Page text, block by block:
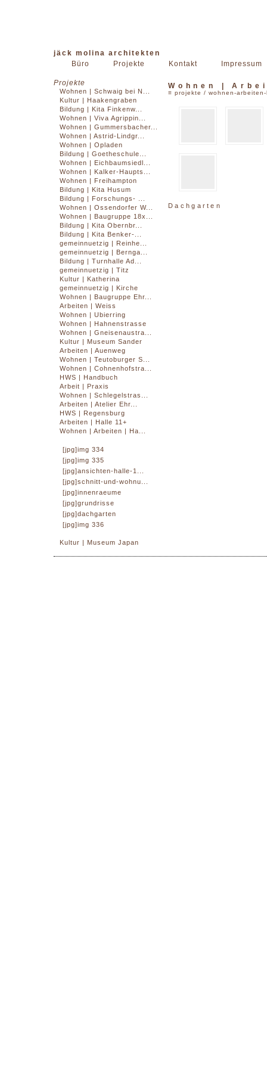
jäck molina architekten
Büro
Projekte Kontakt Impressum
Projekte
Wohnen | Schwaig bei N...
Kultur | Haakengraben
Bildung | Kita Finkenw...
Wohnen | Viva Agrippin...
Wohnen | Gummersbacher...
Wohnen | Astrid-Lindgr...
Wohnen | Opladen
Bildung | Goetheschule...
Wohnen | Eichbaumsiedl...
Wohnen | Kalker-Haupts...
Wohnen | Freihampton
Bildung | Kita Husum
Bildung | Forschungs- ...
Wohnen | Ossendorfer W...
Wohnen | Baugruppe 18x...
Bildung | Kita Obernbr...
Bildung | Kita Benker-...
gemeinnuetzig | Reinhe...
gemeinnuetzig | Bernga...
Bildung | Turnhalle Ad...
gemeinnuetzig | Titz
Kultur | Katherina
gemeinnuetzig | Kirche
Wohnen | Baugruppe Ehr...
Arbeiten | Weiss
Wohnen | Ubierring
Wohnen | Hahnenstrasse
Wohnen | Gneisenaustra...
Kultur | Museum Sander
Arbeiten | Auenweg
Wohnen | Teutoburger S...
Wohnen | Cohnenhofstra...
HWS | Handbuch
Arbeit | Praxis
Wohnen | Schlegelstras...
Arbeiten | Atelier Ehr...
HWS | Regensburg
Arbeiten | Halle 11+
Wohnen | Arbeiten | Ha...
[jpg]img 334
[jpg]img 335
[jpg]ansichten-halle-1...
[jpg]schnitt-und-wohnu...
[jpg]innenraeume
[jpg]grundrisse
[jpg]dachgarten
[jpg]img 336
Kultur | Museum Japan
Wohnen |
≡ projekte / wohnen-
Dachgarten